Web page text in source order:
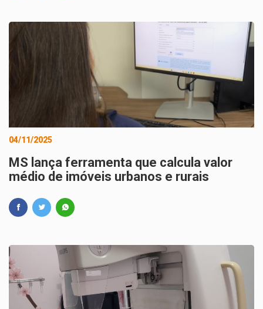
04/11/2025
MS lança ferramenta que calcula valor
médio de imóveis urbanos e rurais